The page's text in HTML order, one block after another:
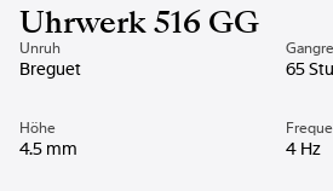
Uhrwerk 516 GG
Unruh
Breguet 65
Höhe
4.5 mm 4 Hz